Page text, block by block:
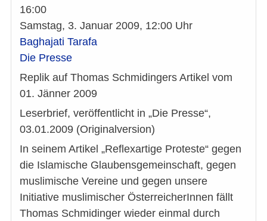
16:00
Samstag, 3. Januar 2009, 12:00 Uhr
Baghajati Tarafa
Die Presse
Replik auf Thomas Schmidingers Artikel vom
01. Jänner 2009
Leserbrief, veröffentlicht in „Die Presse“,
03.01.2009 (Originalversion)
In seinem Artikel „Reflexartige Proteste“ gegen
die Islamische Glaubensgemeinschaft, gegen
muslimische Vereine und gegen unsere
Initiative muslimischer ÖsterreicherInnen fällt
Thomas Schmidinger wieder einmal durch